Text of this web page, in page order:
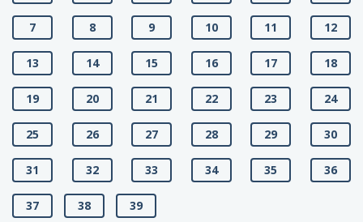
7 8 9 10 11 12
13 14 15 16 17 18
19 20 21 22 23 24
25 26 27 28 29 30
31 32 33 34 35 36
37 38
39